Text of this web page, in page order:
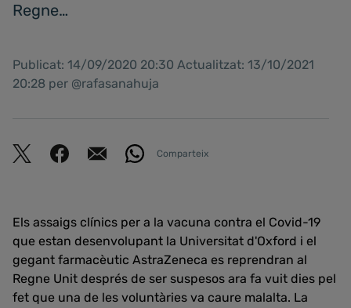
Regne…
Publicat: 14/09/2020 20:30 Actualitzat: 13/10/2021
20:28 per @rafasanahuja
Comparteix
Els assaigs clínics per a la vacuna contra el Covid-19
que estan desenvolupant la Universitat d'Oxford i el
gegant farmacèutic AstraZeneca es reprendran al
Regne Unit després de ser suspesos ara fa vuit dies pel
fet que una de les voluntàries va caure malalta. La